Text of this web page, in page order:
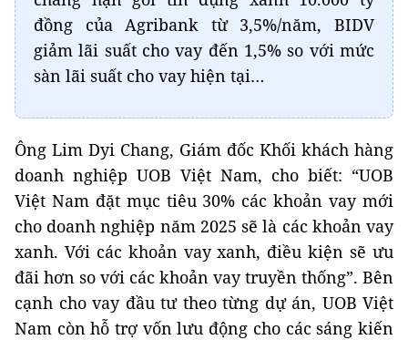
đồng của Agribank từ 3,5%/năm, BIDV
giảm lãi suất cho vay đến 1,5% so với mức
sàn lãi suất cho vay hiện tại…
Ông Lim Dyi Chang, Giám đốc Khối khách hàng
doanh nghiệp UOB Việt Nam, cho biết: “UOB
Việt Nam đặt mục tiêu 30% các khoản vay mới
cho doanh nghiệp năm 2025 sẽ là các khoản vay
xanh. Với các khoản vay xanh, điều kiện sẽ ưu
đãi hơn so với các khoản vay truyền thống”. Bên
cạnh cho vay đầu tư theo từng dự án, UOB Việt
Nam còn hỗ trợ vốn lưu động cho các sáng kiến